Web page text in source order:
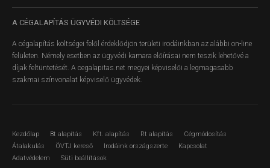
A CÉGALAPÍTÁS ÜGYVÉDI KÖLTSÉGE
A cégalapítás költségei felől érdeklődjön területi irodáinkban az alábbi on-line
felületen. Némely esetben az ügyvédi kamara előírásai nem teszik lehetővé a
díjak feltüntetését. A cegalapitas.net megyei képviselői a legmagasabb
szakmai színvonalat képviselő ügyvédek.
Kezdőlap Bt alapítás Kft. alapítás Rt alapítás
Cégmódosítás
Átalakulás
ÖVTJ kereső Irodáink országszerte
Kapcsolat
Adatvédelem
Süti beállítások